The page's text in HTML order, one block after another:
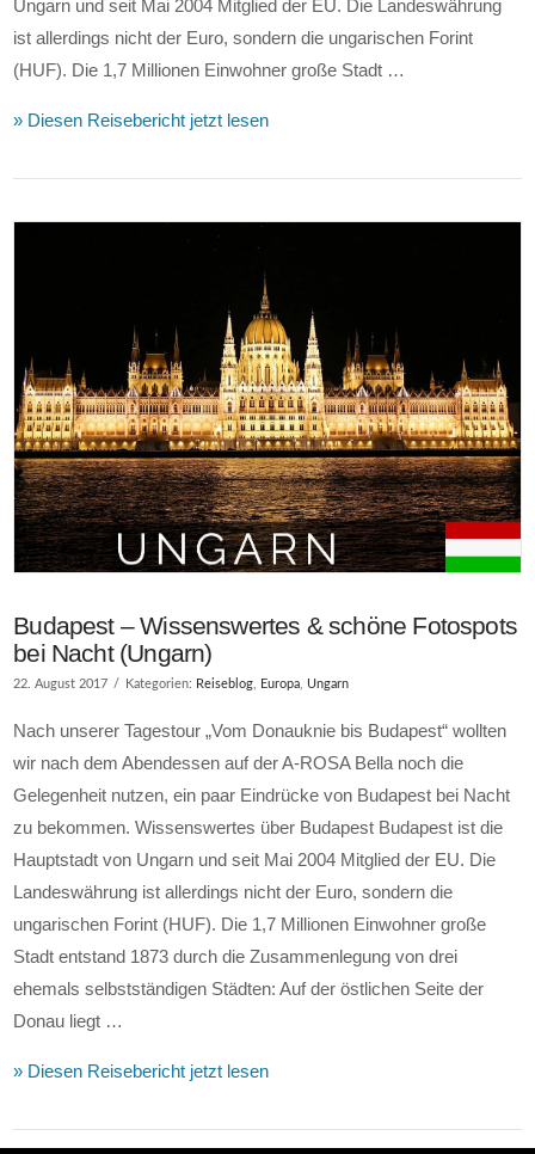
VIEW POST
Ungarn und seit Mai 2004 Mitglied der EU. Die Landeswährung
ist allerdings nicht der Euro, sondern die ungarischen Forint
(HUF). Die 1,7 Millionen Einwohner große Stadt …
» Diesen Reisebericht jetzt lesen
Budapest – Wissenswertes & schöne Fotospots
bei Nacht (Ungarn)
22. August 2017 Kategorien: Reiseblog Europa Ungarn
Nach unserer Tagestour „Vom Donauknie bis Budapest“ wollten
wir nach dem Abendessen auf der A-ROSA Bella noch die
Gelegenheit nutzen, ein paar Eindrücke von Budapest bei Nacht
zu bekommen. Wissenswertes über Budapest Budapest ist die
Hauptstadt von Ungarn und seit Mai 2004 Mitglied der EU. Die
Landeswährung ist allerdings nicht der Euro, sondern die
ungarischen Forint (HUF). Die 1,7 Millionen Einwohner große
Stadt entstand 1873 durch die Zusammenlegung von drei
ehemals selbstständigen Städten: Auf der östlichen Seite der
Donau liegt …
» Diesen Reisebericht jetzt lesen